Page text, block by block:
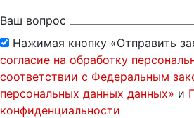
Ваш вопрос
Нажимая кнопку «Отправить
согласие на обработку
соответствии с Федеральным
персональных данных данных» и
конфиденциальности